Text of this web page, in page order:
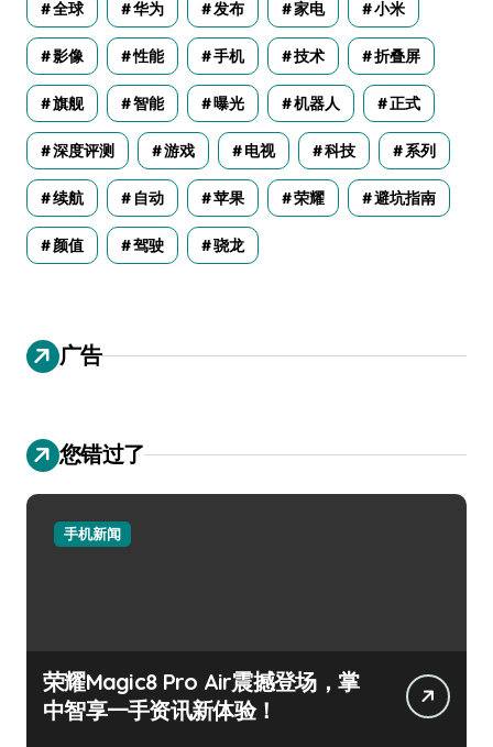
全球 华为 发布 家电 小米
影像 性能 手机 技术 折叠屏
旗舰 智能 曝光 机器人 正式
深度评测 游戏 电视 科技 系列
续航 自动 苹果 荣耀 避坑指南
颜值 驾驶 骁龙
广告
您错过了
手机新闻
荣耀Magic8 Pro Air震撼登场，掌
中智享一手资讯新体验！